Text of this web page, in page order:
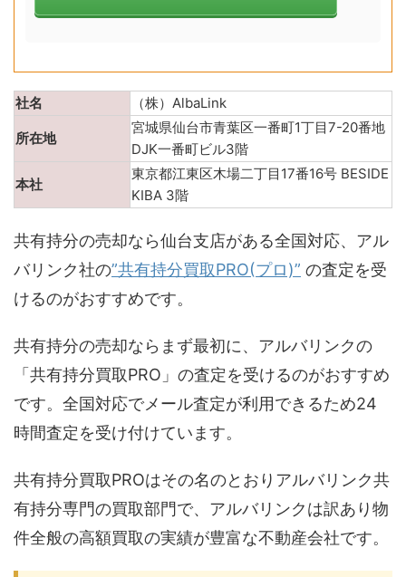
社名 （株）AlbaLink
所在地
宮城県仙台市青葉区一番町1丁目7-20番地
DJK一番町ビル3階
本社
東京都江東区木場二丁目17番16号 BESIDE
KIBA 3階
共有持分の売却なら仙台支店がある全国対応、アル
バリンク社の”共有持分買取PRO(プロ)” の査定を受
けるのがおすすめです。
共有持分の売却ならまず最初に、アルバリンクの
「共有持分買取PRO」の査定を受けるのがおすすめ
です。全国対応でメール査定が利用できるため24
時間査定を受け付けています。
共有持分買取PROはその名のとおりアルバリンク共
有持分専門の買取部門で、アルバリンクは訳あり物
件全般の高額買取の実績が豊富な不動産会社です。